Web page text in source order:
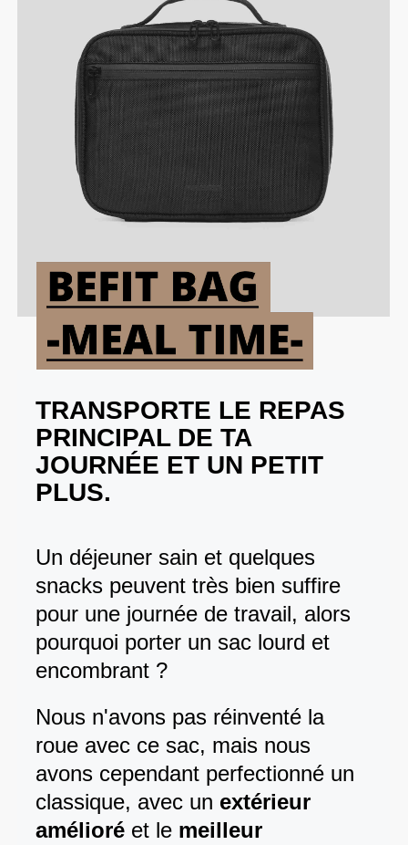
TRANSPORTE LE REPAS
PRINCIPAL DE TA
JOURNÉE ET UN PETIT
PLUS.
Un déjeuner sain et quelques
snacks peuvent très bien suffire
pour une journée de travail, alors
pourquoi porter un sac lourd et
encombrant ?
Nous n'avons pas réinventé la
roue avec ce sac, mais nous
avons cependant perfectionné un
classique, avec un extérieur
amélioré et le meilleur